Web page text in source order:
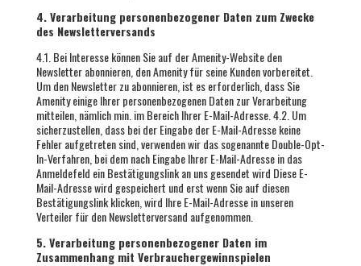
4. Verarbeitung personenbezogener Daten zum Zwecke
des Newsletterversands
4.1. Bei Interesse können Sie auf der Amenity-Website den
Newsletter abonnieren, den Amenity für seine Kunden vorbereitet.
Um den Newsletter zu abonnieren, ist es erforderlich, dass Sie
Amenity einige Ihrer personenbezogenen Daten zur Verarbeitung
mitteilen, nämlich min. im Bereich Ihrer E-Mail-Adresse. 4.2. Um
sicherzustellen, dass bei der Eingabe der E-Mail-Adresse keine
Fehler aufgetreten sind, verwenden wir das sogenannte Double-Opt-
In-Verfahren, bei dem nach Eingabe Ihrer E-Mail-Adresse in das
Anmeldefeld ein Bestätigungslink an uns gesendet wird Diese E-
Mail-Adresse wird gespeichert und erst wenn Sie auf diesen
Bestätigungslink klicken, wird Ihre E-Mail-Adresse in unseren
Verteiler für den Newsletterversand aufgenommen.
5. Verarbeitung personenbezogener Daten im
Zusammenhang mit Verbrauchergewinnspielen